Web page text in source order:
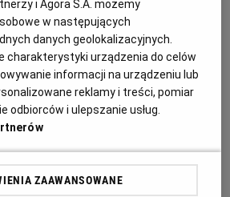
POZNAŃ
RADOM
RYBNIK
RZESZÓW
PODRÓŻE
WIDEO
FORUM
(może być mrożony)
i Agora S.A. możemy
w następujących
danych geolokalizacyjnych.
charakterystyki urządzenia do celów
informacji na urządzeniu lub
reklamy i treści, pomiar
odbiorców i ulepszanie usług.
ZAAWANSOWANE